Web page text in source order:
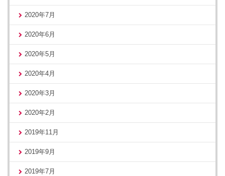
2020年7月
2020年6月
2020年5月
2020年4月
2020年3月
2020年2月
2019年11月
2019年9月
2019年7月